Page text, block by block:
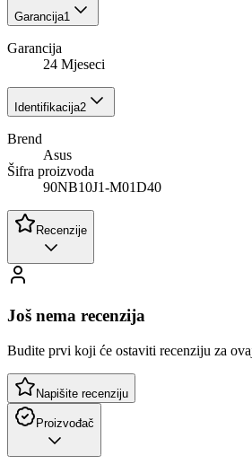
Garancija1
Garancija
24 Mjeseci
Identifikacija2
Brend
Asus
Šifra proizvoda
90NB10J1-M01D40
Recenzije
Još nema recenzija
Budite prvi koji će ostaviti recenziju za
Napišite recenziju
Proizvođač